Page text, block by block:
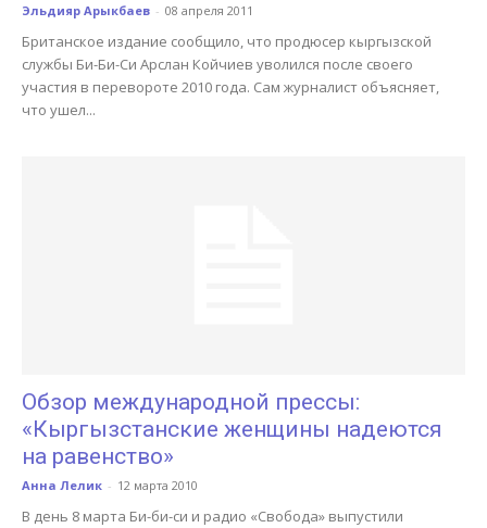
Эльдияр Арыкбаев - 08 апреля 2011
Британское издание сообщило, что продюсер кыргызской
службы Би-Би-Си Арслан Койчиев уволился после своего
участия в перевороте 2010 года. Сам журналист объясняет,
что ушел...
Обзор международной прессы:
«Кыргызстанские женщины надеются
на равенство»
Анна Лелик - 12 марта 2010
В день 8 марта Би-би-си и радио «Свобода» выпустили